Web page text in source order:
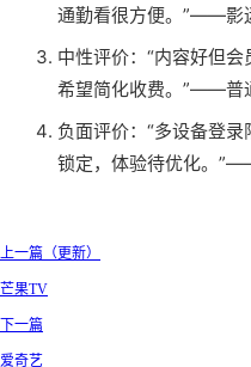
通勤看很方便。”——影
中性评价：“内容好但会
希望简化收费。”——普
负面评价：“多设备登
锁定，体验待优化。
上一篇（更新）
芒果TV
下一篇
爱奇艺